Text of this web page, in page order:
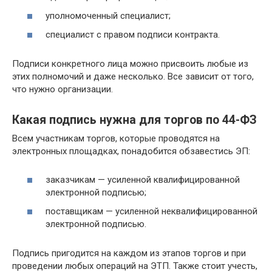
уполномоченный специалист;
специалист с правом подписи контракта.
Подписи конкретного лица можно присвоить любые из
этих полномочий и даже несколько. Все зависит от того,
что нужно организации.
Какая подпись нужна для торгов по 44-ФЗ
Всем участникам торгов, которые проводятся на
электронных площадках, понадобится обзавестись ЭП:
заказчикам — усиленной квалифицированной
электронной подписью;
поставщикам — усиленной неквалифицированной
электронной подписью.
Подпись пригодится на каждом из этапов торгов и при
проведении любых операций на ЭТП. Также стоит учесть,